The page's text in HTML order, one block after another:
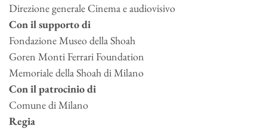
Direzione generale Cinema e audiovisivo
Con il supporto di
Fondazione Museo della Shoah
Goren Monti Ferrari Foundation
Memoriale della Shoah di Milano
Con il patrocinio di
Comune di Milano
Regia